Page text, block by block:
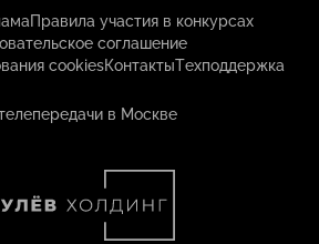
Правила участия в конкурсах
соглашение
cookiesКонтактыТехподдержка
в Москве